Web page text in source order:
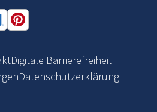
Digitale Barrierefreiheit
Datenschutzerklärung